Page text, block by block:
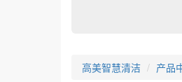
高美智慧清洁 产品